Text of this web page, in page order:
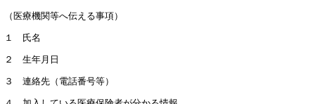
（医療機関等へ伝える事項）
１ 氏名
２ 生年月日
３ 連絡先（電話番号等）